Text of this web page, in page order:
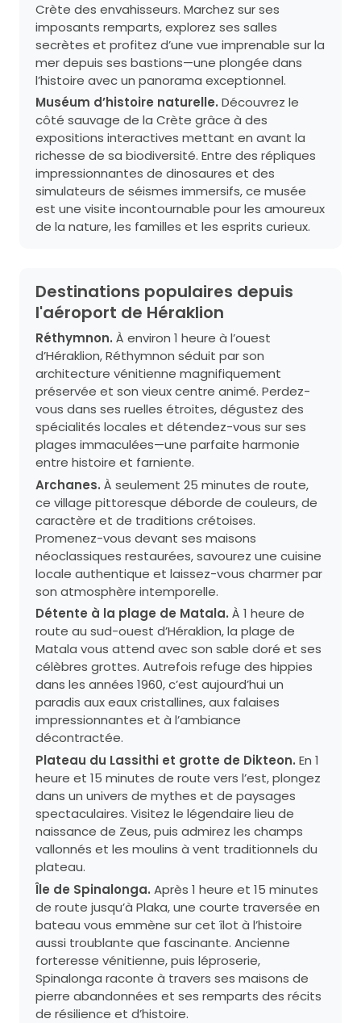
Crète des envahisseurs. Marchez sur ses
imposants remparts, explorez ses salles
secrètes et profitez d’une vue imprenable sur la
mer depuis ses bastions—une plongée dans
l’histoire avec un panorama exceptionnel.
Muséum d’histoire naturelle. Découvrez le
côté sauvage de la Crète grâce à des
expositions interactives mettant en avant la
richesse de sa biodiversité. Entre des répliques
impressionnantes de dinosaures et des
simulateurs de séismes immersifs, ce musée
est une visite incontournable pour les amoureux
de la nature, les familles et les esprits curieux.
Destinations populaires depuis
l'aéroport de Héraklion
Réthymnon. À environ 1 heure à l’ouest
d’Héraklion, Réthymnon séduit par son
architecture vénitienne magnifiquement
préservée et son vieux centre animé. Perdez-
vous dans ses ruelles étroites, dégustez des
spécialités locales et détendez-vous sur ses
plages immaculées—une parfaite harmonie
entre histoire et farniente.
Archanes. À seulement 25 minutes de route,
ce village pittoresque déborde de couleurs, de
caractère et de traditions crétoises.
Promenez-vous devant ses maisons
néoclassiques restaurées, savourez une cuisine
locale authentique et laissez-vous charmer par
son atmosphère intemporelle.
Détente à la plage de Matala. À 1 heure de
route au sud-ouest d’Héraklion, la plage de
Matala vous attend avec son sable doré et ses
célèbres grottes. Autrefois refuge des hippies
dans les années 1960, c’est aujourd’hui un
paradis aux eaux cristallines, aux falaises
impressionnantes et à l’ambiance
décontractée.
Plateau du Lassithi et grotte de Dikteon. En 1
heure et 15 minutes de route vers l’est, plongez
dans un univers de mythes et de paysages
spectaculaires. Visitez le légendaire lieu de
naissance de Zeus, puis admirez les champs
vallonnés et les moulins à vent traditionnels du
plateau.
Île de Spinalonga. Après 1 heure et 15 minutes
de route jusqu’à Plaka, une courte traversée en
bateau vous emmène sur cet îlot à l’histoire
aussi troublante que fascinante. Ancienne
forteresse vénitienne, puis léproserie,
Spinalonga raconte à travers ses maisons de
pierre abandonnées et ses remparts des récits
de résilience et d’histoire.